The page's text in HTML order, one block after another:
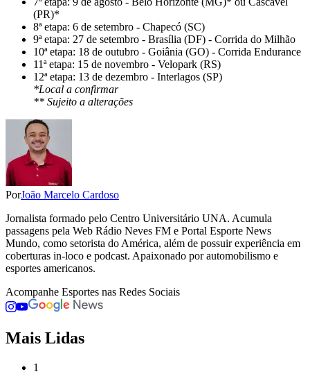
(PR)*
8ª etapa: 6 de setembro - Chapecó (SC)
9ª etapa: 27 de setembro - Brasília (DF) - Corrida do Milhão
10ª etapa: 18 de outubro - Goiânia (GO) - Corrida Endurance
11ª etapa: 15 de novembro - Velopark (RS)
12ª etapa: 13 de dezembro - Interlagos (SP)
*Local a confirmar
** Sujeito a alterações
PorJoão Marcelo Cardoso
Jornalista formado pelo Centro Universitário UNA. Acumula
passagens pela Web Rádio Neves FM e Portal Esporte News
Mundo, como setorista do América, além de possuir experiência em
coberturas in-loco e podcast. Apaixonado por automobilismo e
esportes americanos.
Acompanhe Esportes nas Redes Sociais
Mais Lidas
1